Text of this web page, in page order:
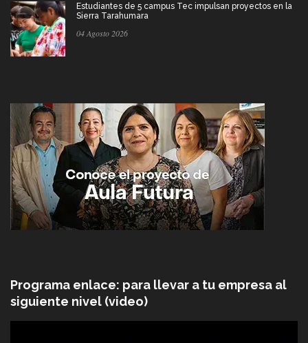
Estudiantes de 5 campus Tec impulsan proyectos en la
Sierra Tarahumara
04 Agosto 2026
Programa enlace: para llevar a tu empresa al
siguiente nivel (video)